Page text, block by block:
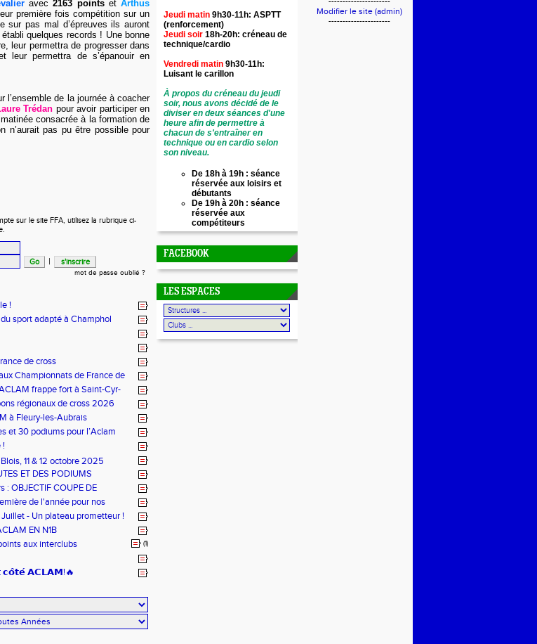
avec2163 points etArthus
première fois compétition sur un
sur pas mal d’épreuves ils auront
quelques records ! Une bonne
leur permettra de progresser dans
leur permettra de s’épanouir en
l’ensemble de la journée à coacher
Trédan pour avoir participer en
consacrée à la formation de
n’aurait pas pu être possible pour
sur le site FFA, utilisez la rubrique ci-
|
mot de passe oublié ?
!
sport adapté à Champhol
de cross
Championnats de France de
frappe fort à Saint-Cyr-
régionaux de cross 2026
à Fleury-les-Aubrais
et 30 podiums pour l’Aclam
!
11 & 12 octobre 2025
ET DES PODIUMS
: OBJECTIF COUPE DE
de l'année pour nos
- Un plateau prometteur !
EN N1B
aux interclubs (1)
𝗔𝗖𝗟𝗔𝗠!🔥
Jeudi matin 9h30-11h: ASPTT
(renforcement)
Jeudi soir 18h-20h: créneau de
technique/cardio
Vendredi matin 9h30-11h:
Luisant le carillon
À propos du créneau du jeudi
soir, nous avons décidé de le
diviser en deux séances d'une
heure afin de permettre à
chacun de s'entraîner en
technique ou en cardio selon
son niveau.
De 18h à 19h : séance
réservée aux loisirs et
débutants
De 19h à 20h : séance
réservée aux
compétiteurs
FACEBOOK
LES ESPACES
Modifier le site (admin)
----------------------